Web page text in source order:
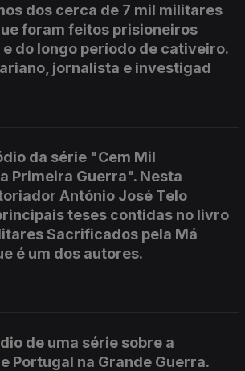
dos cerca de 7 mil militares
foram feitos prisioneiros
e do longo período de cativeiro.
jornalista e investigad
da série "Cem Mil
Primeira Guerra". Nesta
António José Telo
teses contidas no livro
Sacrificados pela Má
é um dos autores.
de uma série sobre a
Portugal na Grande Guerra.